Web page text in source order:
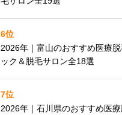
6位
2026年｜富山のおすすめ医療
ック＆脱毛サロン全18選
7位
2026年｜石川県のおすすめ医療